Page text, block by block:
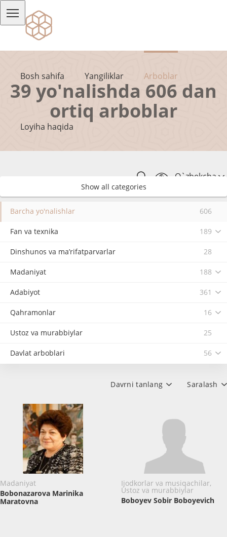
Bosh sahifa Yangiliklar Arboblar
Loyiha haqida
O`zbekcha
39 yo'nalishda 606 dan
ortiq arboblar
Show all categories
Barcha yo'nalishlar 606
Fan va texnika 189
Dinshunos va ma’rifatparvarlar 28
Madaniyat 188
Adabiyot 361
Qahramonlar 16
Ustoz va murabbiylar 25
Davlat arboblari 56
Saralash
Davrni tanlang
Madaniyat
Bobonazarova Marinika
Maratovna
Ijodkorlar va musiqachilar,
Ustoz va murabbiylar
Boboyev Sobir Boboyevich